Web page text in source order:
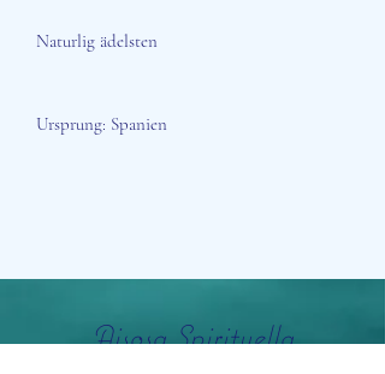
Naturlig ädelsten
Ursprung: Spanien
Aisosa Spirituella